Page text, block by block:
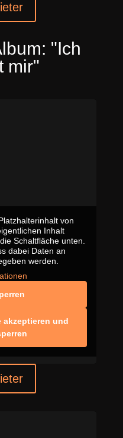
"Ich
mir"
von
Inhalt
Schaltfläche unten.
dabei Daten an
werden.
akzeptieren und